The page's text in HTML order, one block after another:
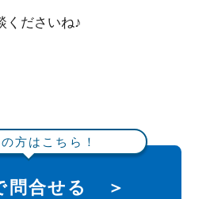
くださいね♪
方はこちら！
問合せる ＞